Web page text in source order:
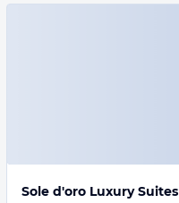
Sole d'oro Luxury Suites